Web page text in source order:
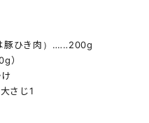
豚ひき肉）‥‥‥200g
）
さじ1